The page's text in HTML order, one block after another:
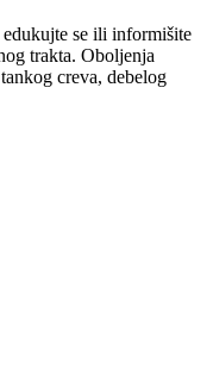
se ili informišite
trakta. Oboljenja
creva, debelog